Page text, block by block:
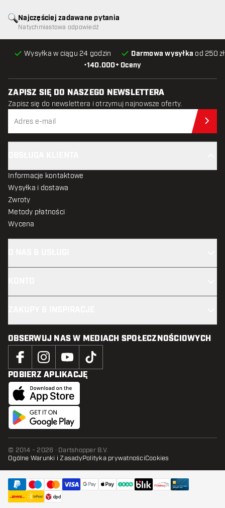
•140.000+ Oceny
Wysyłka w ciągu 24 godzin Darmowa wysyłka od 250
Najczęściej zadawane pytania
Natychmiastowa odpowiedź
ZAPISZ SIĘ DO NASZEGO NEWSLETTERA
Zapisz się do newslettera i otrzymuj najnowsze oferty.
Informacje kontaktowe
Wysyłka i dostawa
Zwroty
Metody płatności
Wycena
OBSERWUJ NAS W MEDIACH SPOŁECZNOŚCIOWYCH
POBIERZ APLIKACJĘ
© 2014 - 2026 · Dartshopper B.V.
Ogólne Warunki i ZasadyPolityka prywatnościCookies